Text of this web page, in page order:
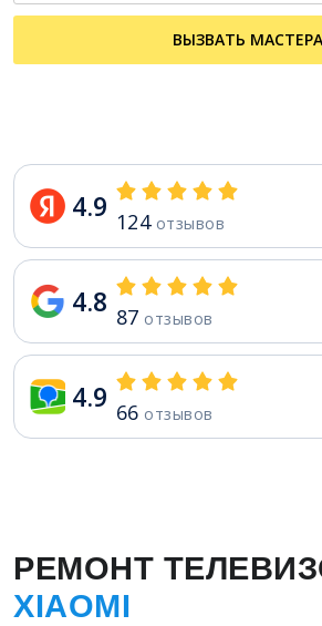
ВЫЗВАТЬ МАСТЕРА
4.9 124отзывов
4.8 87 отзывов
4.9 66 отзывов
РЕМОНТ
XIAOMI